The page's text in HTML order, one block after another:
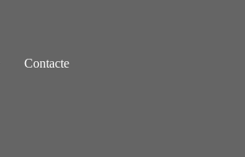
Contacte